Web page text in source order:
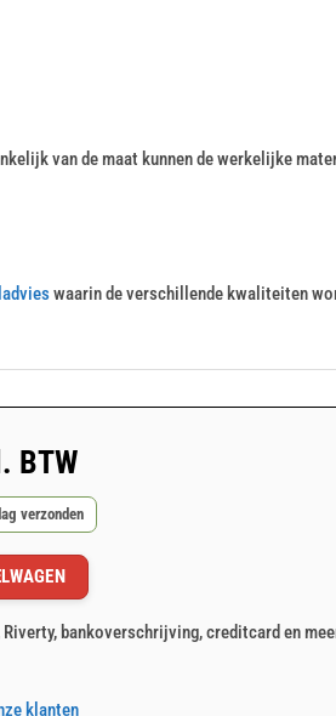
van de maat kunnen de werkelijke
waarin de verschillende kwaliteiten
BTW
verzonden
bankoverschrijving, creditcard en
klanten